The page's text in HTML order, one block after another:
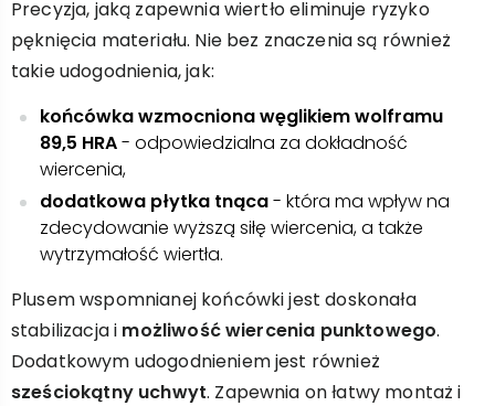
Precyzja, jaką zapewnia wiertło eliminuje ryzyko
pęknięcia materiału. Nie bez znaczenia są również
takie udogodnienia, jak:
końcówka wzmocniona węglikiem wolframu
89,5 HRA- odpowiedzialna za dokładność
wiercenia,
dodatkowa płytka tnąca- która ma wpływ na
zdecydowanie wyższą siłę wiercenia, a także
wytrzymałość wiertła.
Plusem wspomnianej końcówki jest doskonała
stabilizacja i możliwość wiercenia punktowego.
Dodatkowym udogodnieniem jest również
sześciokątny uchwyt. Zapewnia on łatwy montaż i